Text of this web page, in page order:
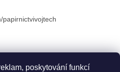
poskytování funkcí
papirnictvivojtech